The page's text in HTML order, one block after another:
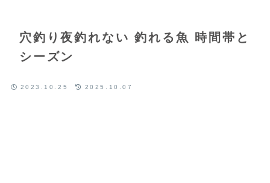
穴釣り夜釣れない 釣れる魚 時間帯と
シーズン
2023.10.25 2025.10.07